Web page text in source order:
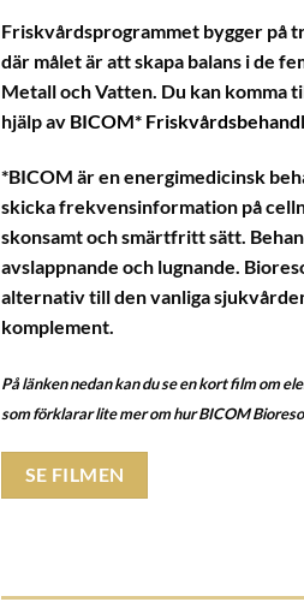
Friskvårdsprogrammet bygger på
där målet är att skapa balans i de
Metall och Vatten. Du kan komma
hjälp av BICOM*
*BICOM är en energimedicinsk
skicka frekvensinformation på
skonsamt och smärtfritt sätt.
avslappnande och lugnande.
alternativ till den vanliga
komplement.
På länken nedan kan du se en kort film om
som förklarar lite mer om hur BICOM
SE FILMEN